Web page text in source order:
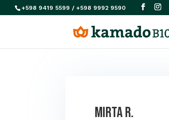
+598 9419 5599 / +598 9992 9590
MIRTA R.